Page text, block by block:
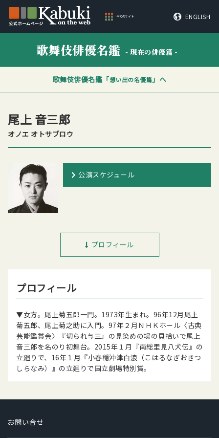
全てのサイト ENGLISH
歌舞伎俳優名鑑 - 現在の俳優篇 -
歌舞伎俳優名鑑「想い出の名優篇」へ
尾上 音三郎
オノエ オトサブロウ
公演スケジュール
プロフィール
プロフィール
▼女方。尾上菊五郎一門。1973年生まれ。96年12月尾上
菊五郎、尾上菊之助に入門。97年２月ＮＨＫホール〈古典
芸能鑑賞会〉『切られ与三』の見染めの場の貝拾いで尾上
音三郎を名のり初舞台。2015年１月『南総里見八犬伝』の
立廻りで、16年１月『小春穏沖津白浪（こはるなぎおきつ
しらなみ）』の立廻りで国立劇場特別賞。
お問い合せ